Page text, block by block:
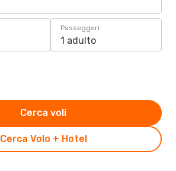
Passeggeri
1 adulto
Cerca Volo + Hotel
Cerca voli